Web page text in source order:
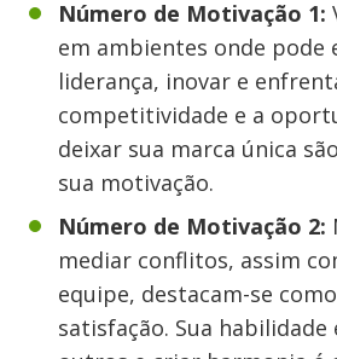
Número de Motivação 1:
em ambientes onde pode
liderança, inovar e
competitividade e a
deixar sua marca única
sua motivação.
Número de Motivação 2:
mediar conflitos, assim
equipe, destacam-se
satisfação. Sua